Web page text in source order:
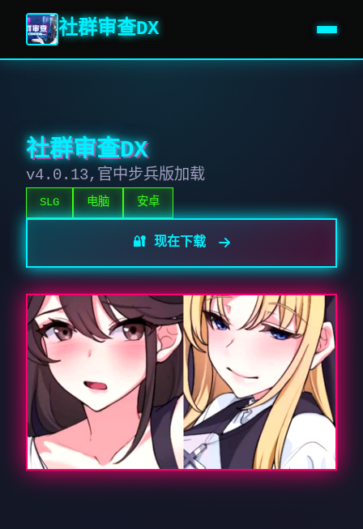
社群审查DX
社群审查DX
v4.0.13,官中步兵版加载
SLG 电脑 安卓
🔐 现在下载